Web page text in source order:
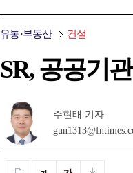
유통·부동산 건설
SR, 공공기
주현태 기자